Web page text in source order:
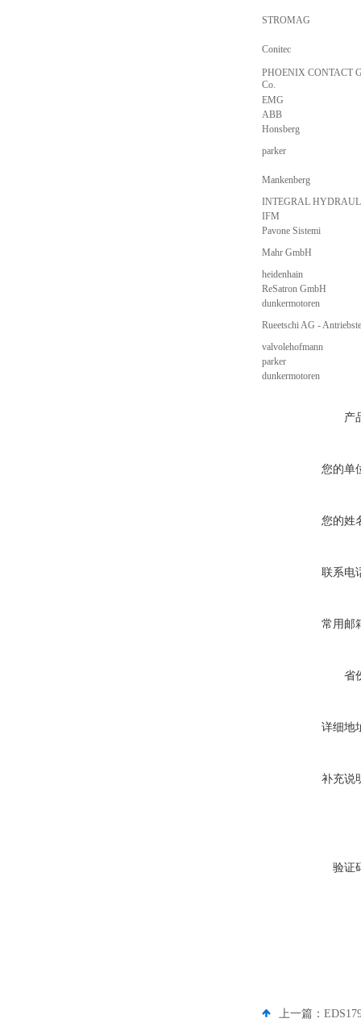
STROMAG
Conitec
PHOENIX CONTACT
Co.
EMG
ABB
Honsberg
parker
Mankenberg
INTEGRAL
IFM
Pavone Sistemi
Mahr GmbH
heidenhain
ReSatron GmbH
dunkermotoren
Rueetschi AG -
valvolehofmann
parker
dunkermotoren
产
您的单
您的姓
联系电
常用邮
省
详细地
补充说
验证
上一篇：